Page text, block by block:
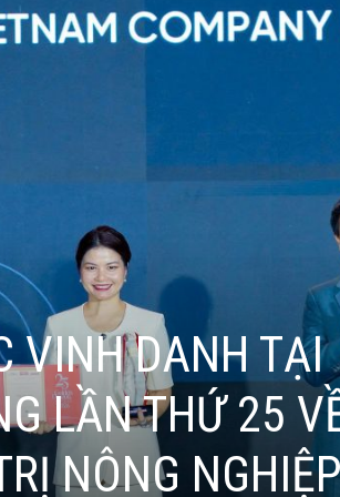
VINH DANH TẠI
LẦN THỨ 25
NÔNG